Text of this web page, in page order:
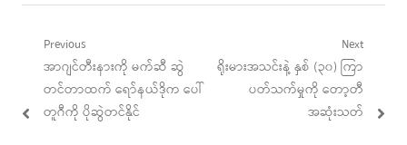
Post
navigation
Previous
Previous
post:
အာဂျင်တီးနားကို မက်ဆီ ဆွဲ
တင်တာထက် ရော်နယ်ဒိုက ပေါ်
တူဂီကို ပိုဆွဲတင်နိုင်
Next
Next
ရိုးမားအသင်းနဲ့ နှစ် (၃၀) ကြာ
ပတ်သက်မှုကို တော့တီ
အဆုံးသတ်